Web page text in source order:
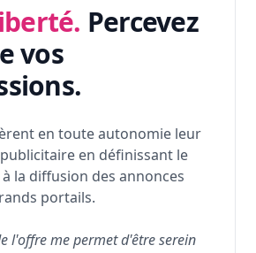
Percevez
vos
en toute autonomie leur
en définissant le
la diffusion des annonces
portails.
l'offre me permet d'être serein